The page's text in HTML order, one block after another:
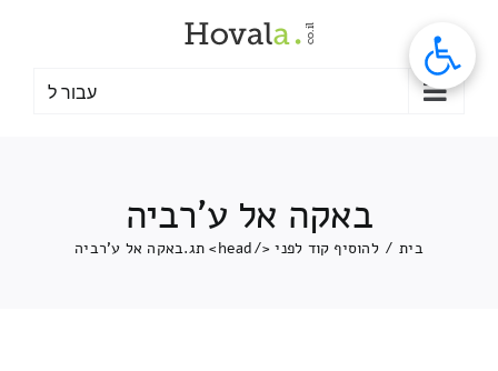
עבור ל
באקה אל ע'רביה
בית / להוסיף קוד לפני </head> תג. באקה אל ע'רביה